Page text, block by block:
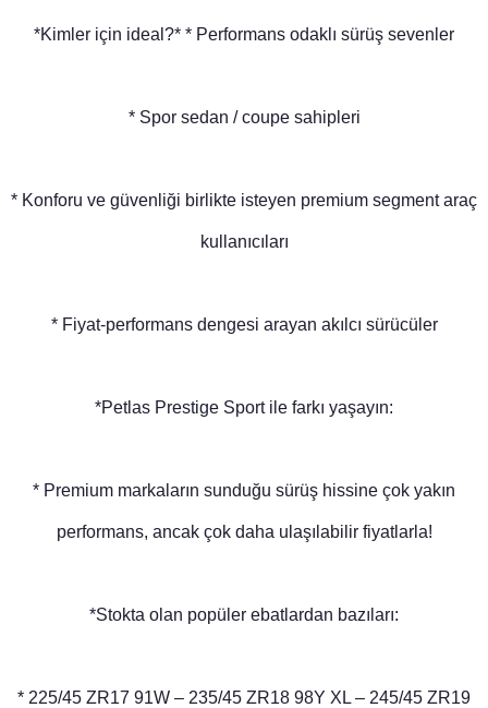
*Kimler için ideal?* * Performans odaklı sürüş sevenler
* Spor sedan / coupe sahipleri
* Konforu ve güvenliği birlikte isteyen premium segment araç
kullanıcıları
* Fiyat-performans dengesi arayan akılcı sürücüler
*Petlas Prestige Sport ile farkı yaşayın:
* Premium markaların sunduğu sürüş hissine çok yakın
performans, ancak çok daha ulaşılabilir fiyatlarla!
*Stokta olan popüler ebatlardan bazıları:
* 225/45 ZR17 91W – 235/45 ZR18 98Y XL – 245/45 ZR19